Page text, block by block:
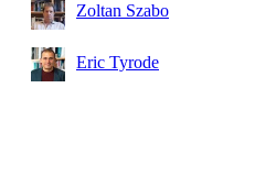
Zoltan Szabo
Eric Tyrode